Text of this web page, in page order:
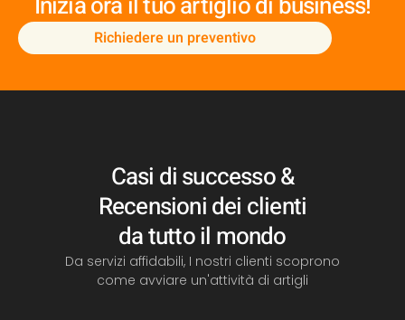
Richiedere un preventivo
Casi di successo &
Recensioni dei clienti
da tutto il mondo
Da servizi affidabili, I nostri clienti scoprono
come avviare un'attività di artigli